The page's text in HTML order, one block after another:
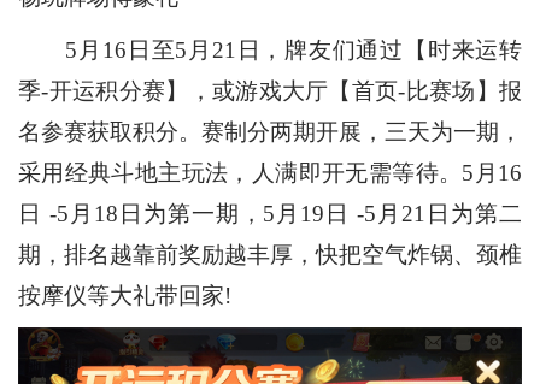
5月16日至5月21日，牌友们通过【时来运转
季-开运积分赛】，或游戏大厅【首页-比赛场】报
名参赛获取积分。赛制分两期开展，三天为一期，
采用经典斗地主玩法，人满即开无需等待。5月16
日 -5月18日为第一期，5月19日 -5月21日为第二
期，排名越靠前奖励越丰厚，快把空气炸锅、颈椎
按摩仪等大礼带回家!